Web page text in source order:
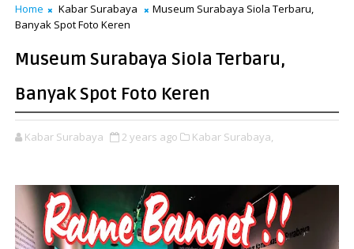
Home Kabar Surabaya
Museum Surabaya Siola Terbaru,
Banyak Spot Foto Keren
Museum Surabaya Siola Terbaru,
Banyak Spot Foto Keren
Kabar Surabaya 2 years ago Kabar Surabaya,